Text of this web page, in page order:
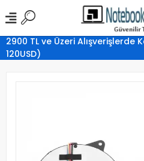
2900 TL ve Üzeri
120USD)